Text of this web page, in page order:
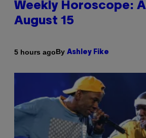
Weekly Horoscope:
August 15
5 hours agoBy Ashley Fike